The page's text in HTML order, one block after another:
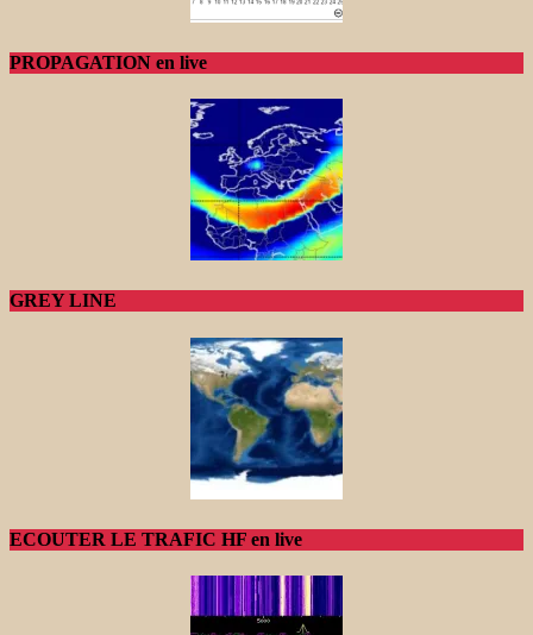
PROPAGATION en live
GREY LINE
ECOUTER LE TRAFIC HF en live